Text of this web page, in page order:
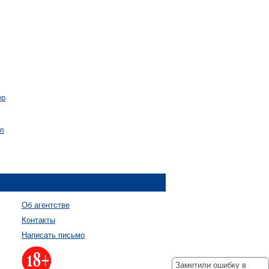
Об агентстве
Контакты
Написать письмо
Заметили ошибку в